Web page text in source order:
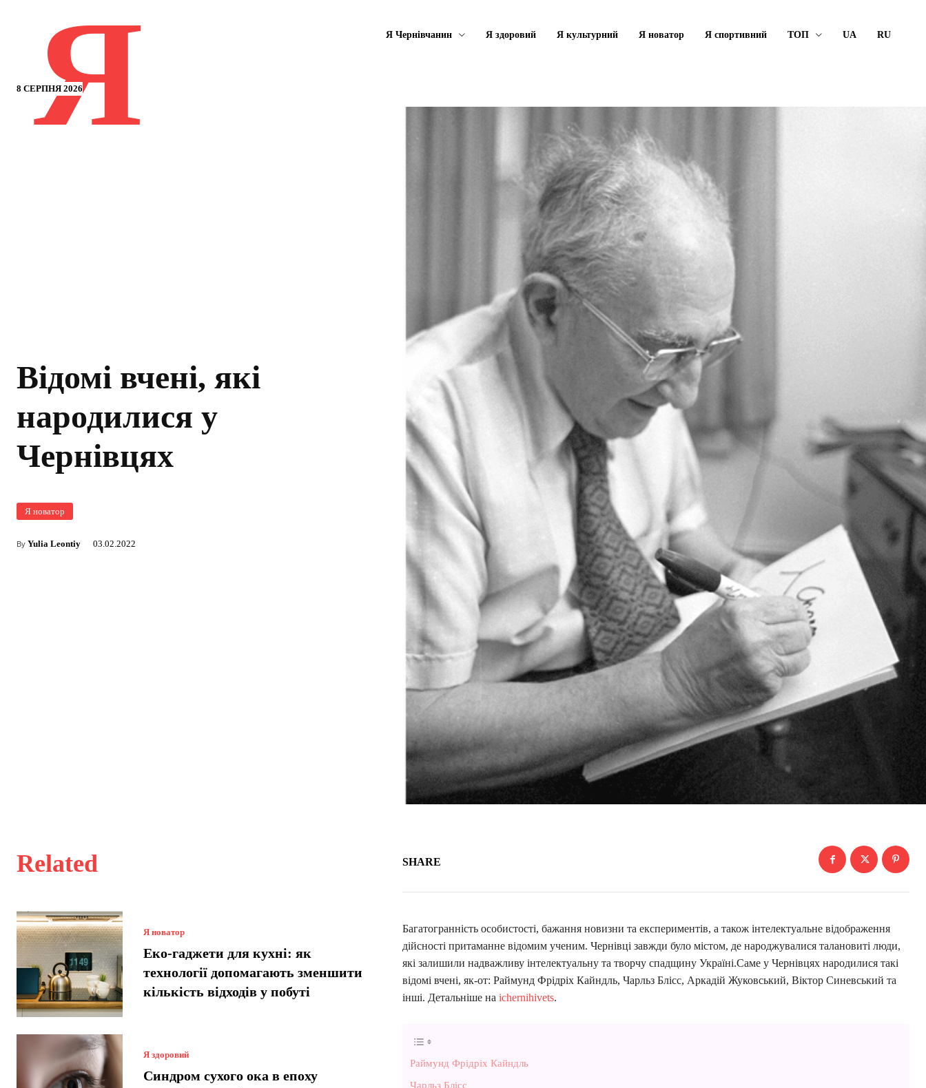
8 СЕРПНЯ 2026
Я Я Чернівчанин Я здоровий Я культурний Я новатор Я спортивний ТОП UA RU
Відомі вчені, які
народилися у
Чернівцях
Я новатор
By Yulia Leontiy 03.02.2022
Related
Я новатор
Еко-гаджети для кухні: як
технології допомагають зменшити
кількість відходів у побуті
Я здоровий
Синдром сухого ока в епоху
SHARE
Багатогранність особистості, бажання новизни та експериментів, а також інтелектуальне відображення
дійсності притаманне відомим ученим. Чернівці завжди було містом, де народжувалися талановиті люди,
які залишили надважливу інтелектуальну та творчу спадщину Україні.Саме у Чернівцях народилися такі
відомі вчені, як-от: Раймунд Фрідріх Кайндль, Чарльз Блісс, Аркадій Жуковський, Віктор Синевський та
інші. Детальніше на ichernihivets.
Раймунд Фрідріх Кайндль
Чарльз Блісс